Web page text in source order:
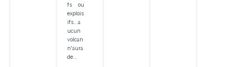
fs ou
explois
ifs...a
ucun
volcan
n'aura
de…